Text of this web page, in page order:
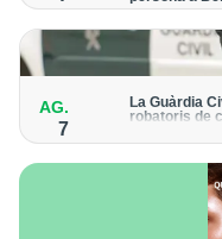
forma
AG.
7
La Guàrdia
robatoris de